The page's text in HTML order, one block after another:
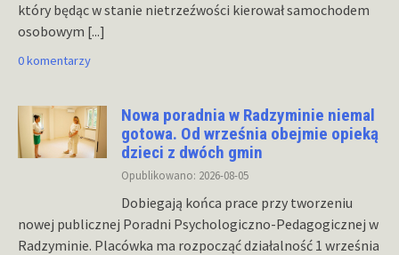
który będąc w stanie nietrzeźwości kierował samochodem
osobowym [...]
0 komentarzy
Nowa poradnia w Radzyminie niemal
gotowa. Od września obejmie opieką
dzieci z dwóch gmin
Opublikowano: 2026-08-05
Dobiegają końca prace przy tworzeniu
nowej publicznej Poradni Psychologiczno-Pedagogicznej w
Radzyminie. Placówka ma rozpocząć działalność 1 września